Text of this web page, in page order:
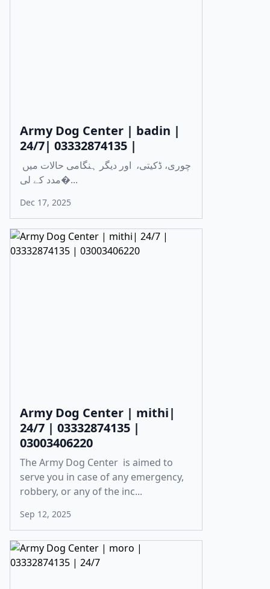
Army Dog Center | badin |
24/7| 03332874135 |
مدد کے لی�...
Dec 17, 2025
Army Dog Center | mithi|
24/7 | 03332874135 |
03003406220
The Army Dog Center is aimed to
serve you in case of any emergency,
robbery, or any of the inc...
Sep 12, 2025